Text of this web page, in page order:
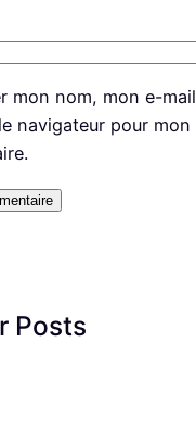
mon nom, mon e-
navigateur pour
Posts